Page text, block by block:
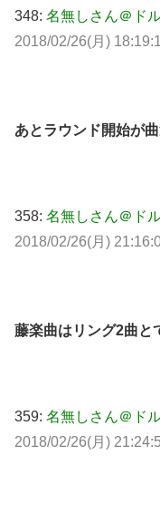
348: 名無しさん＠ド
2018/02/26(月)
あとラウンド開始が
358: 名無しさん＠ド
2018/02/26(月)
藤楽曲はリング2曲と
359: 名無しさん＠ド
2018/02/26(月)